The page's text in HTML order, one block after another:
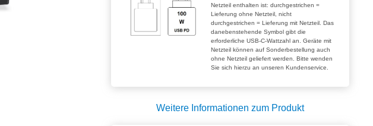
Netzteil enthalten ist: durchgestrichen =
Lieferung ohne Netzteil, nicht
durchgestrichen = Lieferung mit Netzteil. Das
danebenstehende Symbol gibt die
erforderliche USB-C-Wattzahl an. Geräte mit
Netzteil können auf Sonderbestellung auch
ohne Netzteil geliefert werden. Bitte wenden
Sie sich hierzu an unseren Kundenservice.
Weitere Informationen zum Produkt